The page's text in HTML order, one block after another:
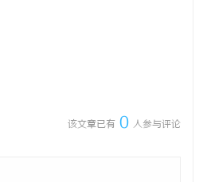
该文章已有 0 人参与评论